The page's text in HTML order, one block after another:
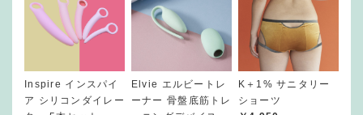
Inspire インスパイ
ア シリコンダイレー
Elvie エルビートレ
ーナー 骨盤底筋トレ
K＋1% サニタリー
ショーツ